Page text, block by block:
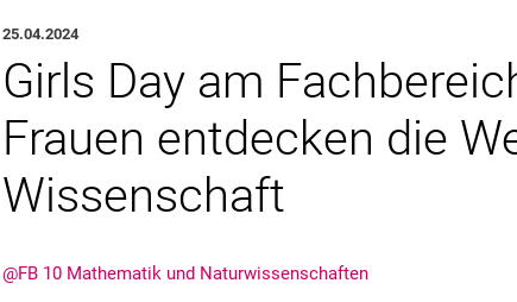
25.04.2024
Girls Day am
Frauen entdecken die
Wissenschaft
@FB 10 Mathematik und Naturwissenschaften